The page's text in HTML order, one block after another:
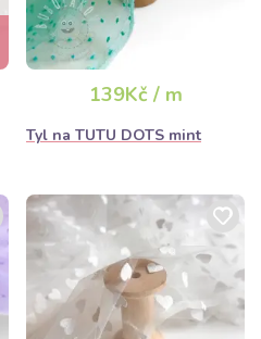
139Kč / m
Tyl na TUTU DOTS mint